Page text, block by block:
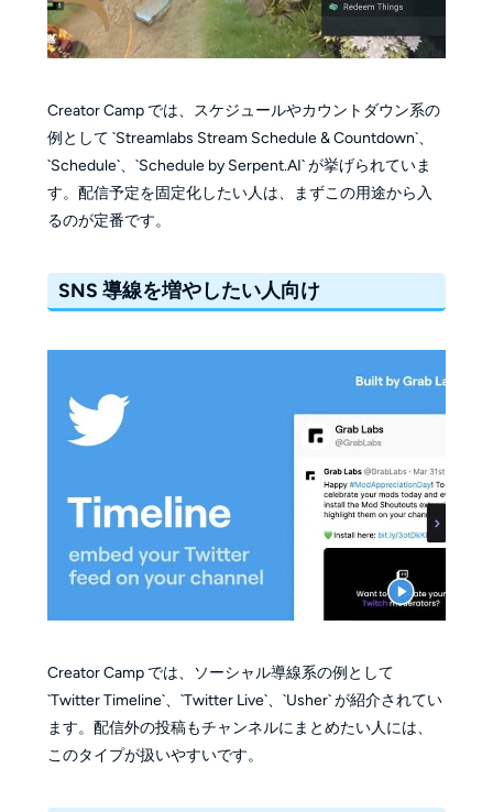
Creator Camp では、スケジュールやカウントダウン系の
例として `Streamlabs Stream Schedule & Countdown`、
`Schedule`、`Schedule by Serpent.AI` が挙げられていま
す。配信予定を固定化したい人は、まずこの用途から入
るのが定番です。
SNS 導線を増やしたい人向け
Creator Camp では、ソーシャル導線系の例として
`Twitter Timeline`、`Twitter Live`、`Usher` が紹介されてい
ます。配信外の投稿もチャンネルにまとめたい人には、
このタイプが扱いやすいです。